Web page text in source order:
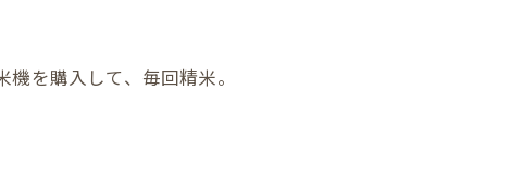
を購入して、毎回精米。